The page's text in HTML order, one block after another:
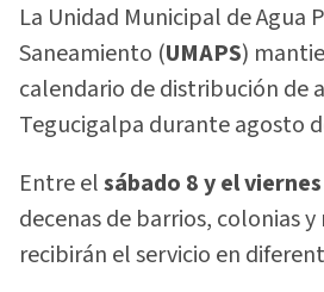
La Unidad Municipal de Agua
Saneamiento (UMAPS)
calendario de distribución de
Tegucigalpa durante agosto
Entre elsábado 8 y el
decenas de barrios, colonias
recibirán el servicio en